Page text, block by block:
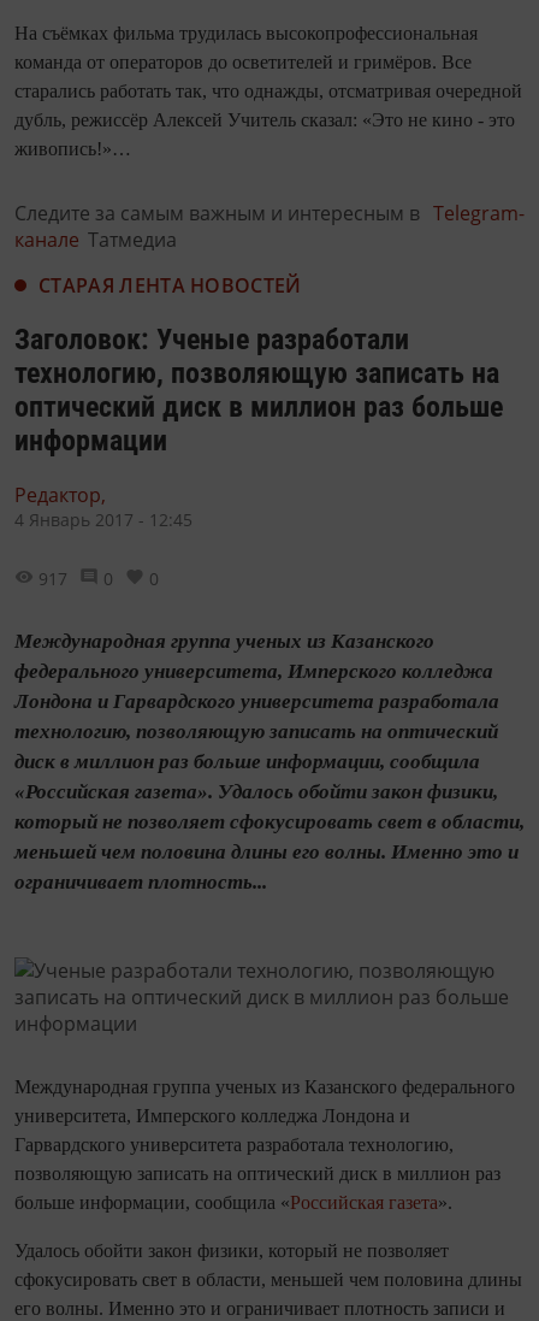
На съёмках фильма трудилась высокопрофессиональная
команда от операторов до осветителей и гримёров. Все
старались работать так, что однажды, отсматривая очередной
дубль, режиссёр Алексей Учитель сказал: «Это не кино - это
живопись!»…
Следите за самым важным и интересным в Telegram-
канале Татмедиа
СТАРАЯ ЛЕНТА НОВОСТЕЙ
Заголовок: Ученые разработали
технологию, позволяющую записать на
оптический диск в миллион раз больше
информации
Редактор,
4 Январь 2017 - 12:45
917 0 0
Международная группа ученых из Казанского
федерального университета, Имперского колледжа
Лондона и Гарвардского университета разработала
технологию, позволяющую записать на оптический
диск в миллион раз больше информации, сообщила
«Российская газета». Удалось обойти закон физики,
который не позволяет сфокусировать свет в области,
меньшей чем половина длины его волны. Именно это и
ограничивает плотность...
Международная группа ученых из Казанского федерального
университета, Имперского колледжа Лондона и
Гарвардского университета разработала технологию,
позволяющую записать на оптический диск в миллион раз
больше информации, сообщила «Российская газета».
Удалось обойти закон физики, который не позволяет
сфокусировать свет в области, меньшей чем половина длины
его волны. Именно это и ограничивает плотность записи и